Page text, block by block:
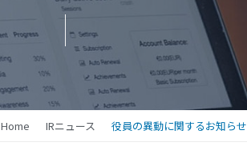
Home IRニュース 役員の異動に関するお知らせ